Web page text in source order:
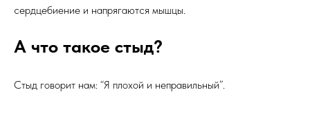
сердцебиение и напрягаются мышцы.
А что такое стыд?
Стыд говорит нам: “Я плохой и неправильный”.